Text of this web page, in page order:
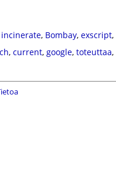
incinerate, Bombay, exscript,
, current, google, toteuttaa,